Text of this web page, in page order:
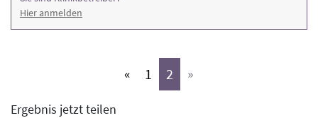
Hier anmelden
« 1 (aktiv)
2 (aktiv)
»
Ergebnis jetzt teilen